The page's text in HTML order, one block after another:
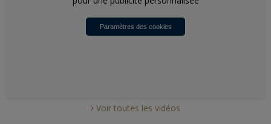
Paramètres des cookies
Voir toutes les vidéos